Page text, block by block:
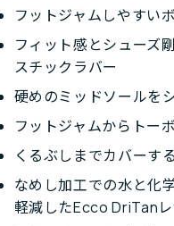
フットジャムしやすい
フィット感とシューズ
スチックラバー
硬めのミッドソールを
フットジャムからトー
くるぶしまでカバーす
なめし加工での水と化
軽減したEcco DriTan